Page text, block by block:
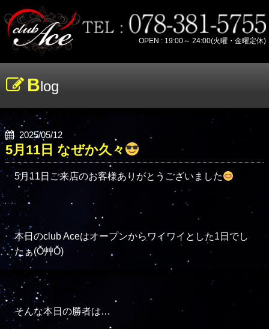
OPEN : 19:00～ 24:00(火曜・金曜定休)
Blog
2025/05/12
5月11日 なぜか久々
5月11日ご来店のお客様ありがとうございました
本日のclub Aceはオープンからワイワイとした1日でし
たぁ(Ŏ艸Ŏ)
そんな本日の勝者は…